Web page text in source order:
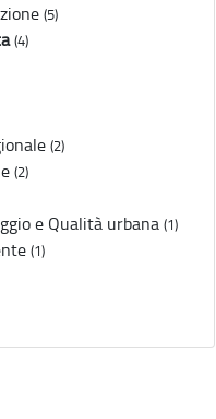
(5)
(4)
(2)
(2)
e Qualità urbana (1)
(1)